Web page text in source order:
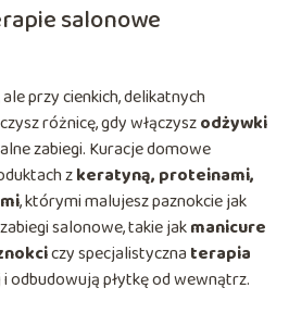
salonowe
przy cienkich, delikatnych
różnicę, gdy włączyszodżywki
zabiegi. Kuracje domowe
zkeratyną, proteinami,
, którymi malujesz paznokcie jak
salonowe, takie jakmanicure
czy specjalistyczna terapia
i odbudowują płytkę od wewnątrz.